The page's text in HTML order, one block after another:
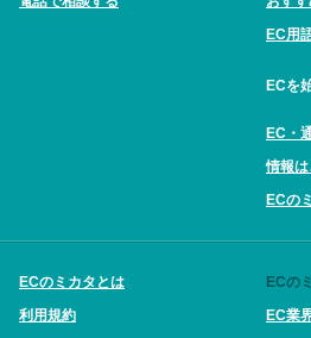
EC用
ECを
EC・
情報
ECの
ECのミカタとは
利用規約
ECの
EC業